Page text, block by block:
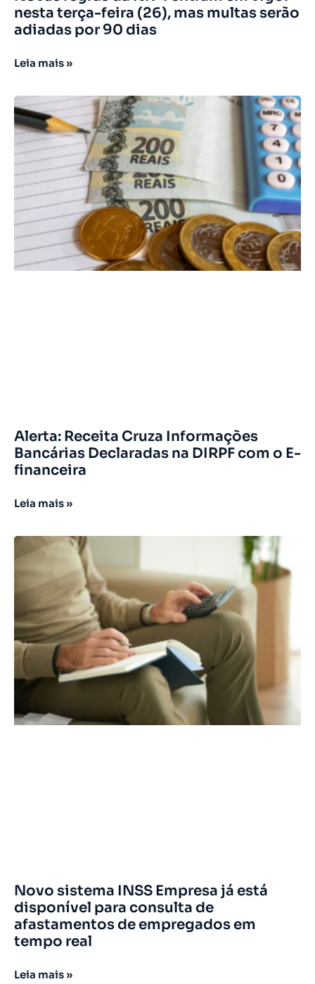
nesta terça-feira (26), mas multas serão
adiadas por 90 dias
Leia mais »
Alerta: Receita Cruza Informações
Bancárias Declaradas na DIRPF com o E-
financeira
Leia mais »
Novo sistema INSS Empresa já está
disponível para consulta de
afastamentos de empregados em
tempo real
Leia mais »